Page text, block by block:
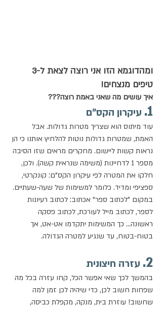
טיפים מנצחים!
איך עושים מה שאני באמת רוצה???
1. עיקרון הקס"ם
עוד מיתוס הוא שצריך מטרות גדולות. אבל
האמת, שמטרות גדולות נוטות להלחיץ אותנו כי הן
נראות קשות ליישום. מחקרים מראים שזו הסיבה
מספר 1 לדחיינות (משימה שנראית קשה). ולכן,
חלקו את המטרה לפי עיקרון הקס"ם: קונקרטי,
ספציפי ומדיד. כלומר למשימות של שעה-שעתיים.
במקום "לכתוב ספר" אכתוב: לכתוב רעיונות
לספר, לכתוב מייל לעורכת, לכתוב פסקה
ראשונה... כך המשימות יתקדמו אט-אט, אך
בטוח-בטוח, עד שנגיע למטרה הגדולה.
2. עזרה חיצונית
בהמשך לכך שאי אפשר הכל, קחו עזרה בכל מה
שפחות חשוב לכן, כדי שיהיה לכן זמן למה
שחשוב! עוזרת בית, מנקה, מקפלת כביסה,